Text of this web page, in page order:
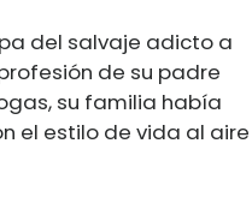
del salvaje adicto a
de su padre
su familia había
el estilo de vida al aire